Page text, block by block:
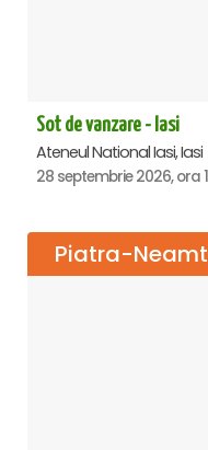
Sot de vanzare - Iasi
Ateneul National Iasi, Iasi
Piatra-Neamt